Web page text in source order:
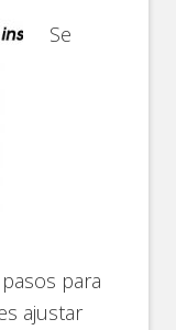
Se
para
ajustar